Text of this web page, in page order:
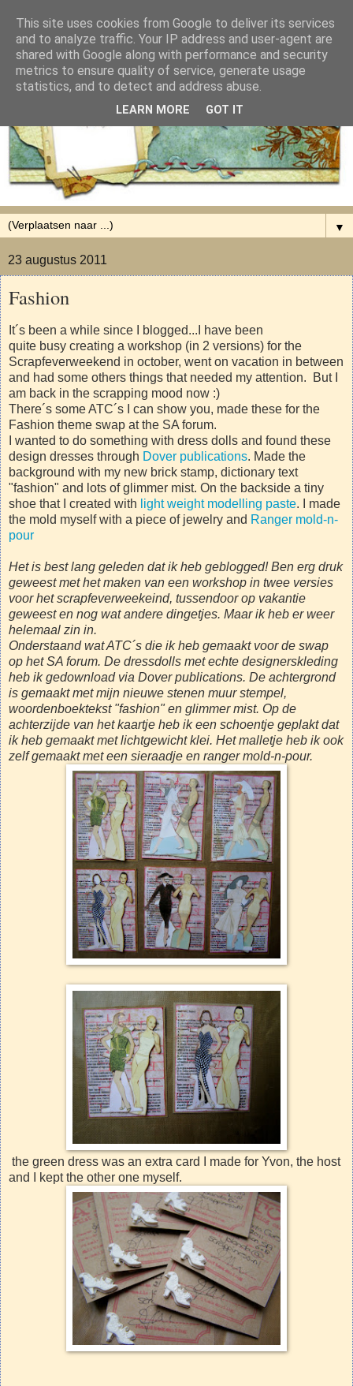
▼
23 augustus 2011
Fashion
It´s been a while since I blogged...I have been
quite busy creating a workshop (in 2 versions) for the
Scrapfeverweekend in october, went on vacation in between
and had some others things that needed my attention. But I
am back in the scrapping mood now :)
There´s some ATC´s I can show you, made these for the
Fashion theme swap at the SA forum.
I wanted to do something with dress dolls and found these
design dresses through Dover publications. Made the
background with my new brick stamp, dictionary text
"fashion" and lots of glimmer mist. On the backside a tiny
shoe that I created with light weight modelling paste. I made
the mold myself with a piece of jewelry and Ranger mold-n-
pour
Het is best lang geleden dat ik heb geblogged! Ben erg druk
geweest met het maken van een workshop in twee versies
voor het scrapfeverweekeind, tussendoor op vakantie
geweest en nog wat andere dingetjes. Maar ik heb er weer
helemaal zin in.
Onderstaand wat ATC´s die ik heb gemaakt voor de swap
op het SA forum. De dressdolls met echte designerskleding
heb ik gedownload via Dover publications. De achtergrond
is gemaakt met mijn nieuwe stenen muur stempel,
woordenboektekst "fashion" en glimmer mist. Op de
achterzijde van het kaartje heb ik een schoentje geplakt dat
ik heb gemaakt met lichtgewicht klei. Het malletje heb ik ook
zelf gemaakt met een sieraadje en ranger mold-n-pour.
the green dress was an extra card I made for Yvon, the host
and I kept the other one myself.
This site uses cookies from Google to deliver its services
and to analyze traffic. Your IP address and user-agent are
shared with Google along with performance and security
metrics to ensure quality of service, generate usage
statistics, and to detect and address abuse.
LEARN MORE GOT IT